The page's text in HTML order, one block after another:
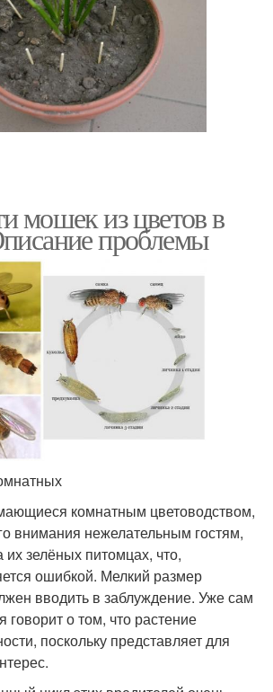
мошек из цветов в
проблемы
комнатным цветоводством,
внимания нежелательным гостям,
зелёных питомцах, что,
ошибкой. Мелкий размер
вводить в заблуждение. Уже сам
говорит о том, что растение
поскольку представляет для